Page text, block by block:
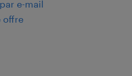
de(s):
e-mail
offre